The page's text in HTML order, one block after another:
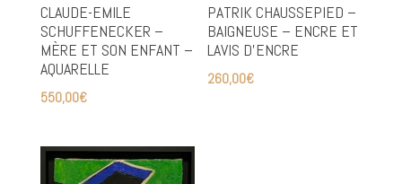
CLAUDE-EMILE
SCHUFFENECKER –
MÈRE ET SON ENFANT –
AQUARELLE
550,00€
PATRIK CHAUSSEPIED –
BAIGNEUSE – ENCRE ET
LAVIS D’ENCRE
260,00€